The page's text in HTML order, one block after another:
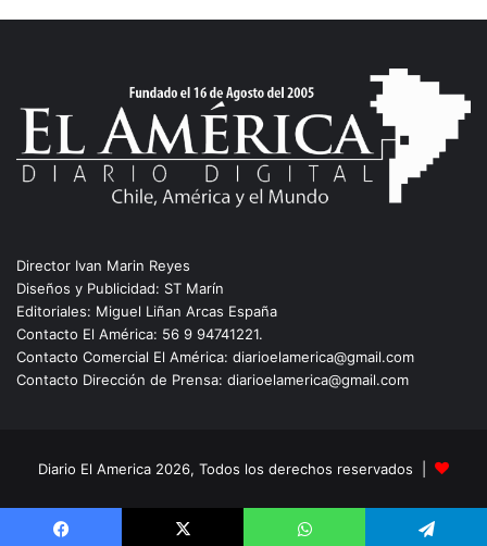
Director Ivan Marin Reyes
Diseños y Publicidad: ST Marín
Editoriales: Miguel Liñan Arcas España
Contacto El América: 56 9 94741221.
Contacto Comercial El América: diarioelamerica@gmail.com
Contacto Dirección de Prensa: diarioelamerica@gmail.com
Diario El America 2026, Todos los derechos reservados |